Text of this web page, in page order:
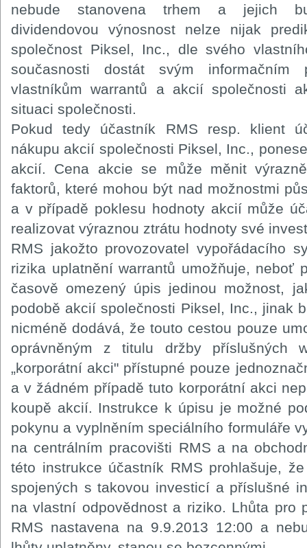
nebude stanovena trhem a jejich
dividendovou výnosnost nelze nijak
společnost Piksel, Inc., dle svého
současnosti dostát svým informačním
vlastníkům warrantů a akcií společnosti
situaci společnosti.
Pokud tedy účastník RMS resp. klient
nákupu akcií společnosti Piksel, Inc.,
akcií. Cena akcie se může měnit
faktorů, které mohou být nad možnostmi
a v případě poklesu hodnoty akcií může
realizovat výraznou ztrátu hodnoty své
RMS jakožto provozovatel vypořádacího
rizika uplatnění warrantů umožňuje, neboť
časově omezený úpis jedinou možnost,
podobě akcií společnosti Piksel, Inc., jinak
nicméně dodává, že touto cestou pouze
oprávněným z titulu držby příslušných
„korporátní akci" přístupné pouze
a v žádném případě tuto korporátní akci
koupě akcií. Instrukce k úpisu je možné
pokynu a vyplněním speciálního formuláře
na centrálním pracovišti RMS a na
této instrukce účastník RMS prohlašuje,
spojených s takovou investicí a příslušné
na vlastní odpovědnost a riziko. Lhůta pro
RMS nastavena na 9.9.2013 12:00 a